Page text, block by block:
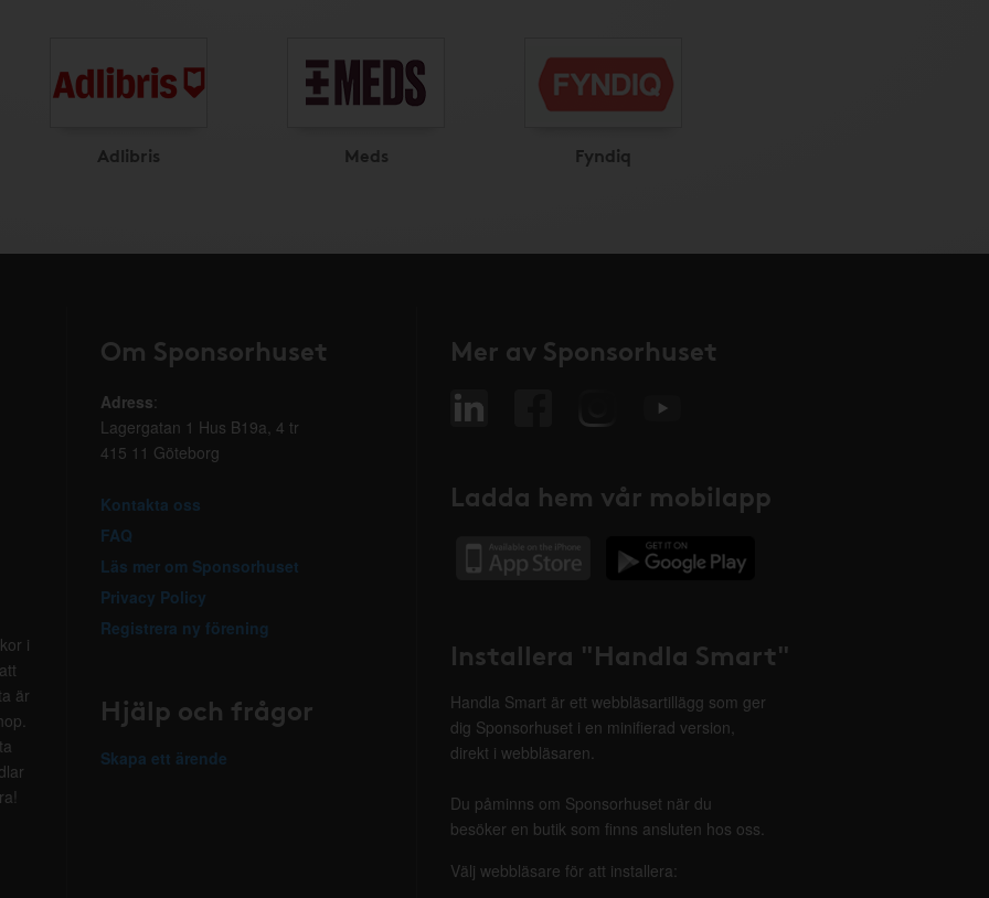
Adlibris Meds Fyndiq
i
är
Om Sponsorhuset
Adress:
Lagergatan 1 Hus B19a, 4 tr
415 11 Göteborg
Kontakta oss
FAQ
Läs mer om Sponsorhuset
Privacy Policy
Registrera ny förening
Hjälp och frågor
Skapa ett ärende
Mer av Sponsorhuset
Ladda hem vår mobilapp
Installera "Handla Smart"
Handla Smart är ett webbläsartillägg som ger
dig Sponsorhuset i en minifierad version,
direkt i webbläsaren.
Du påminns om Sponsorhuset när du
besöker en butik som finns ansluten hos oss.
Välj webbläsare för att installera: